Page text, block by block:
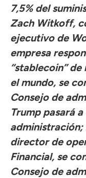
7,5% del
Zach Witkoff,
ejecutivo de
empresa
“stablecoin”
el mundo, se
Consejo de
Trump pasará
director de
Financial, se
Consejo de